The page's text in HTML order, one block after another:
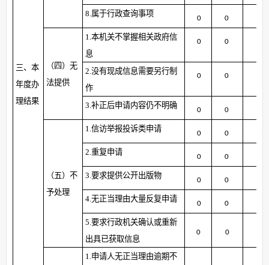
三、本
年度办
理结果
8.属于行政查询事项
0 0
（四）无
法提供
1.本机关不掌握相关政府信
息
0 0
2.没有现成信息需要另行制
作
0 0
3.补正后申请内容仍不明确
0 0
（五）不
予处理
1.信访举报投诉类申请
0 0
2.重复申请
0 0
3.要求提供公开出版物
0 0
4.无正当理由大量反复申请
0 0
5.要求行政机关确认或重新
出具已获取信息
0 0
1.申请人无正当理由逾期不